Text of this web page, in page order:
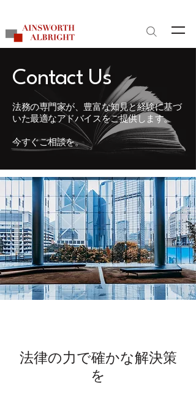
サイト内検索
Contact Us
​法務の専門家が、豊富な知見と経験に基づ
いた最適なアドバイスをご提供します。
今すぐご相談を。
法律の力で確かな解決策
を